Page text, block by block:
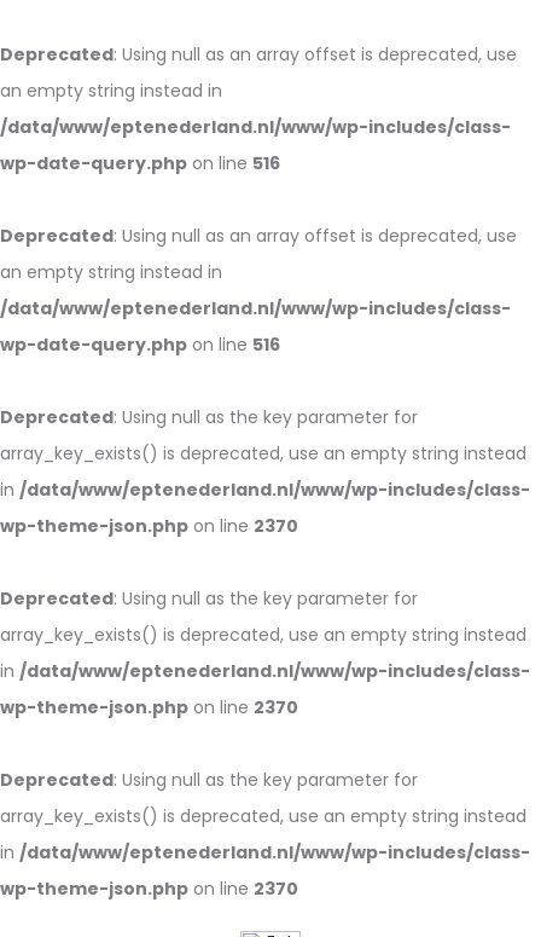
Deprecated: Using null as an array offset is deprecated, use
an empty string instead in
/data/www/eptenederland.nl/www/wp-includes/class-
wp-date-query.php on line 516
Deprecated: Using null as an array offset is deprecated, use
an empty string instead in
/data/www/eptenederland.nl/www/wp-includes/class-
wp-date-query.php on line 516
Deprecated: Using null as the key parameter for
array_key_exists() is deprecated, use an empty string instead
in /data/www/eptenederland.nl/www/wp-includes/class-
wp-theme-json.php on line 2370
Deprecated: Using null as the key parameter for
array_key_exists() is deprecated, use an empty string instead
in /data/www/eptenederland.nl/www/wp-includes/class-
wp-theme-json.php on line 2370
Deprecated: Using null as the key parameter for
array_key_exists() is deprecated, use an empty string instead
in /data/www/eptenederland.nl/www/wp-includes/class-
wp-theme-json.php on line 2370